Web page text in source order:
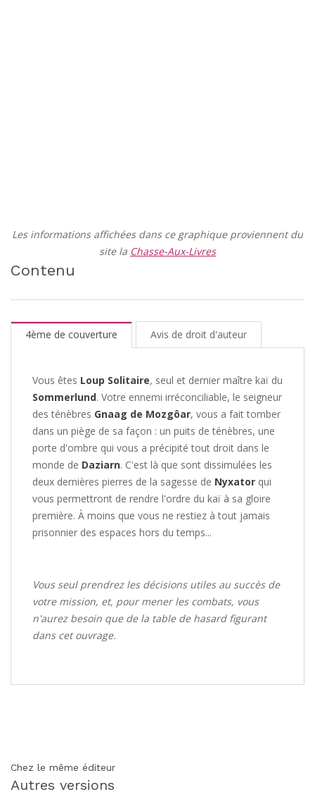
Les informations affichées dans ce graphique proviennent du
site la Chasse-Aux-Livres
Contenu
4ème de couverture Avis de droit d'auteur
Vous êtes Loup Solitaire, seul et dernier maître kaï du
Sommerlund. Votre ennemi irréconciliable, le seigneur
des ténèbres Gnaag de Mozgôar, vous a fait tomber
dans un piège de sa façon : un puits de ténèbres, une
porte d'ombre qui vous a précipité tout droit dans le
monde de Daziarn. C'est là que sont dissimulées les
deux dernières pierres de la sagesse de Nyxator qui
vous permettront de rendre l'ordre du kaï à sa gloire
première. À moins que vous ne restiez à tout jamais
prisonnier des espaces hors du temps...
Vous seul prendrez les décisions utiles au succès de
votre mission, et, pour mener les combats, vous
n'aurez besoin que de la table de hasard figurant
dans cet ouvrage.
Chez le même éditeur
Autres versions